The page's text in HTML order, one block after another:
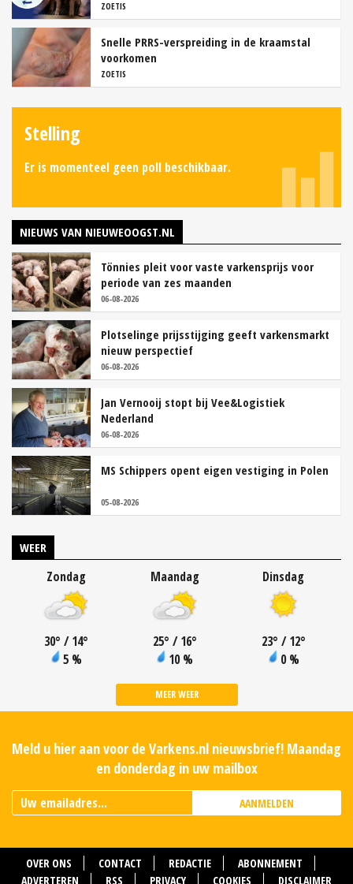
ZOETIS
Snelle PRRS-verspreiding in de kraamstal
voorkomen
ZOETIS
Stelling
Er is momenteel geen poll beschikbaar.
NIEUWS VAN NIEUWEOOGST.NL
Tönnies pleit voor vaste varkensprijs voor
periode van zes maanden
06-08-2026
Plotselinge prijsstijging geeft varkensmarkt
nieuw perspectief
06-08-2026
Jan Vernooij stopt bij Vee&Logistiek
Nederland
06-08-2026
MS Schippers opent eigen vestiging in Polen
05-08-2026
WEER
Zondag
30° / 14°
5 %
Maandag
25° / 16°
10 %
Dinsdag
23° / 12°
0 %
MEER WEER
Meld u hier aan voor de Varkens.nl nieuwsbrief! Maandag
en donderdag in uw mailbox
AANMELDEN
OVER ONS CONTACT REDACTIE
ABONNEMENT
ADVERTEREN
RSS PRIVACY COOKIES DISCLAIMER